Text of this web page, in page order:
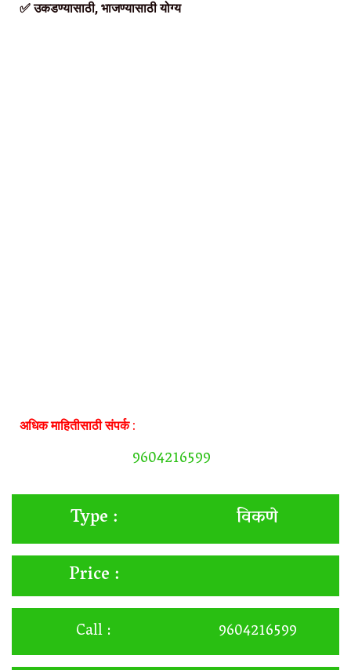
✅ उकडण्यासाठी, भाजण्यासाठी योग्य
अधिक माहितीसाठी संपर्क :
9604216599
Type :
विकणे
Price :
Call :
9604216599